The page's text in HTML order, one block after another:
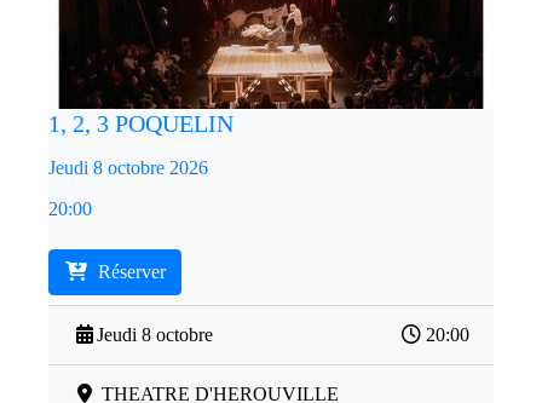
1, 2, 3 POQUELIN
Jeudi 8 octobre 2026
20:00
Réserver
Jeudi 8 octobre 20:00
THEATRE D'HEROUVILLE